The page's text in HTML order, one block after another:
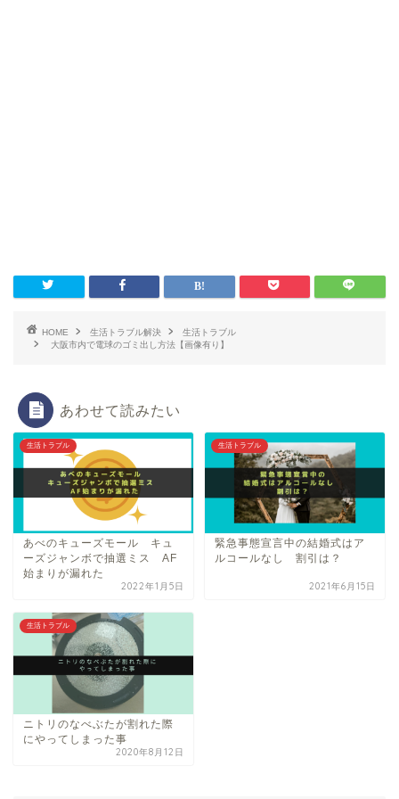
HOME 生活トラブル解決
生活トラブル
大阪市内で電球のゴミ出し方法【画像有り】
あわせて読みたい
生活トラブル
あべのキューズモール キュ
ーズジャンボで抽選ミス AF
始まりが漏れた
2022年1月5日
生活トラブル
緊急事態宣言中の結婚式はア
ルコールなし 割引は？
2021年6月15日
生活トラブル
ニトリのなべぶたが割れた際
にやってしまった事
2020年8月12日